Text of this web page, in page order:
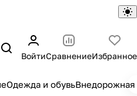
ВойтиСравнениеИзбранное
Одежда и обувьВнедорожная